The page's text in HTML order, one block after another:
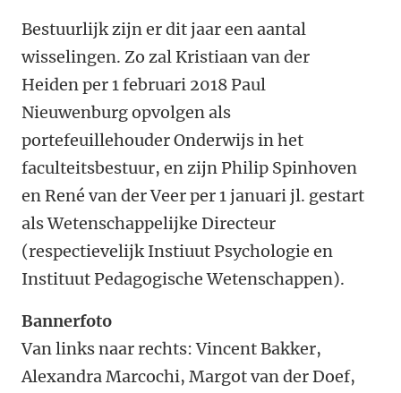
Bestuurlijk zijn er dit jaar een aantal
wisselingen. Zo zal Kristiaan van der
Heiden per 1 februari 2018 Paul
Nieuwenburg opvolgen als
portefeuillehouder Onderwijs in het
faculteitsbestuur, en zijn Philip Spinhoven
en René van der Veer per 1 januari jl. gestart
als Wetenschappelijke Directeur
(respectievelijk Instiuut Psychologie en
Instituut Pedagogische Wetenschappen).
Bannerfoto
Van links naar rechts: Vincent Bakker,
Alexandra Marcochi, Margot van der Doef,